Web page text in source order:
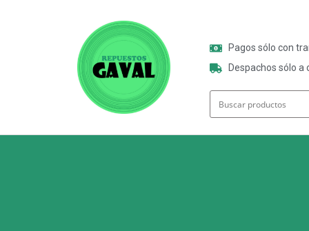
Pagos sólo con
Despachos sólo